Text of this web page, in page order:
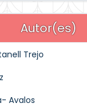
Autor(es)
Trejo
Avalos